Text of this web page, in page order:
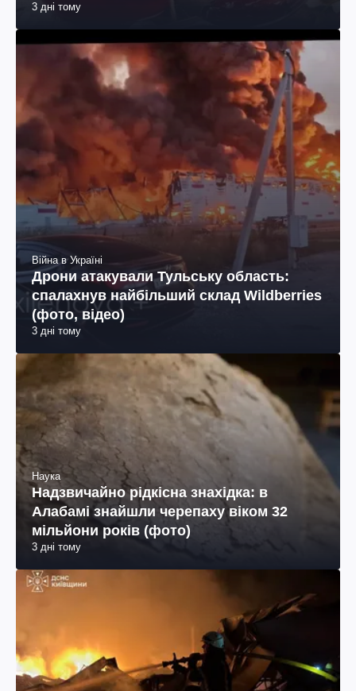
3 дні тому
Війна в Україні
Дрони атакували Тульську область:
спалахнув найбільший склад Wildberries
(фото, відео)
3 дні тому
Наука
Надзвичайно рідкісна знахідка: в
Алабамі знайшли черепаху віком 32
мільйони років (фото)
3 дні тому